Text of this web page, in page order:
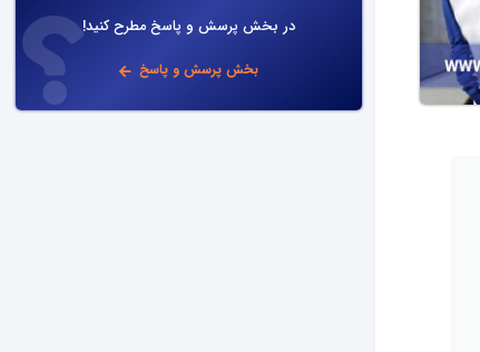
در بخش پرسش و پاسخ مطرح کنید!
بخش پرسش و پاسخ